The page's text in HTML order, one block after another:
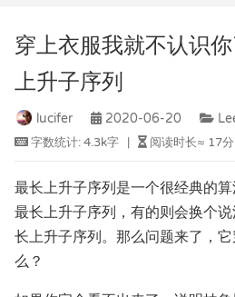
穿上衣服我就不认识
上升子序列
lucifer 2020-06-20
字数统计:4.3k字 阅读时长≈ 17分
最长上升子序列是一个很经典的
最长上升子序列，有的则会换个
长上升子序列。那么问题来了，
么？